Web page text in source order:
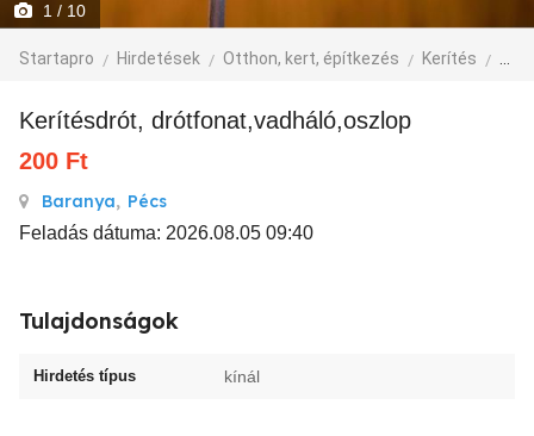
1 / 10
Startapro Hirdetések Otthon, kert, építkezés Kerítés
kerítésdrót, drótfonat,vadháló,oszlop
200 Ft
Baranya, Pécs
Feladás dátuma: 2026.08.05 09:40
Tulajdonságok
Hirdetés típus kínál